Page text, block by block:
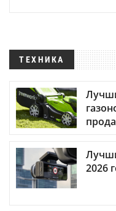
ТЕХНИКА
2026